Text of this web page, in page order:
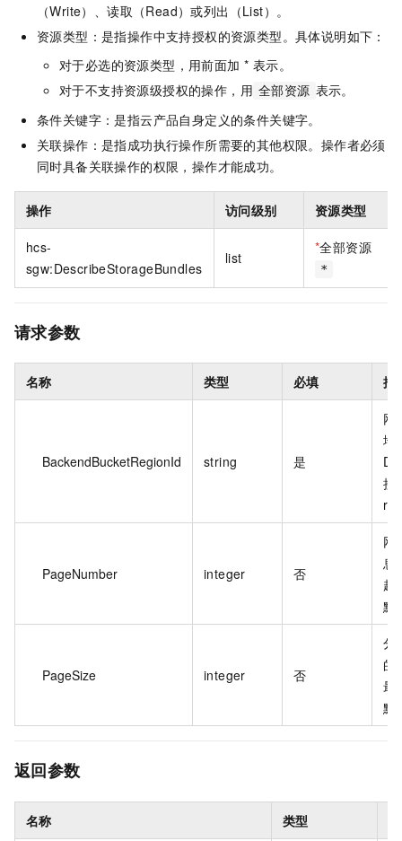
（Write）、读取（Read）或列出（List）。
资源类型：是指操作中支持授权的资源类型。具体说明如下：
对于必选的资源类型，用前面加 * 表示。
对于不支持资源级授权的操作，用 全部资源 表示。
条件关键字：是指云产品自身定义的条件关键字。
关联操作：是指成功执行操作所需要的其他权限。操作者必须
同时具备关联操作的权限，操作才能成功。
操作 访问级别 资源类型
hcs-
sgw:DescribeStorageBundles
list
*全部资源
*
请求参数
名称 类型 必填 描
BackendBucketRegionId string 是
网
地
接
PageNumber integer 否
网
息
起
默
PageSize integer 否
分
的
最
默
返回参数
名称 类型